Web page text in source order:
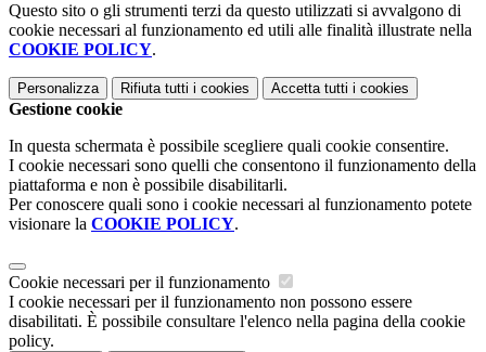
Questo sito o gli strumenti terzi da questo utilizzati si avvalgono di
cookie necessari al funzionamento ed utili alle finalità illustrate nella
COOKIE POLICY.
Personalizza Rifiuta tutti i cookies Accetta tutti i cookies
Gestione cookie
In questa schermata è possibile scegliere quali cookie consentire.
I cookie necessari sono quelli che consentono il funzionamento della
piattaforma e non è possibile disabilitarli.
Per conoscere quali sono i cookie necessari al funzionamento potete
visionare la COOKIE POLICY.
Cookie necessari per il funzionamento
I cookie necessari per il funzionamento non possono essere
disabilitati. È possibile consultare l'elenco nella pagina della cookie
policy.